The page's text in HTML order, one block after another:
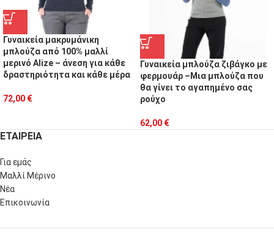
Γυναικεία μακρυμάνικη
μπλούζα από 100% μαλλί
μερινό Alize – άνεση για κάθε
δραστηριότητα και κάθε μέρα
72,00 €
Γυναικεία μπλούζα ζιβάγκο με
φερμουάρ –Μια μπλούζα που
θα γίνει το αγαπημένο σας
ρούχο
62,00 €
ΕΤΑΙΡΕΙΑ
Για εμάς
Μαλλί Μέρινο
Νέα
Επικοινωνία